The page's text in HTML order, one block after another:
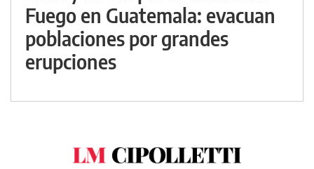
Fuego en Guatemala: evacuan
poblaciones por grandes
erupciones